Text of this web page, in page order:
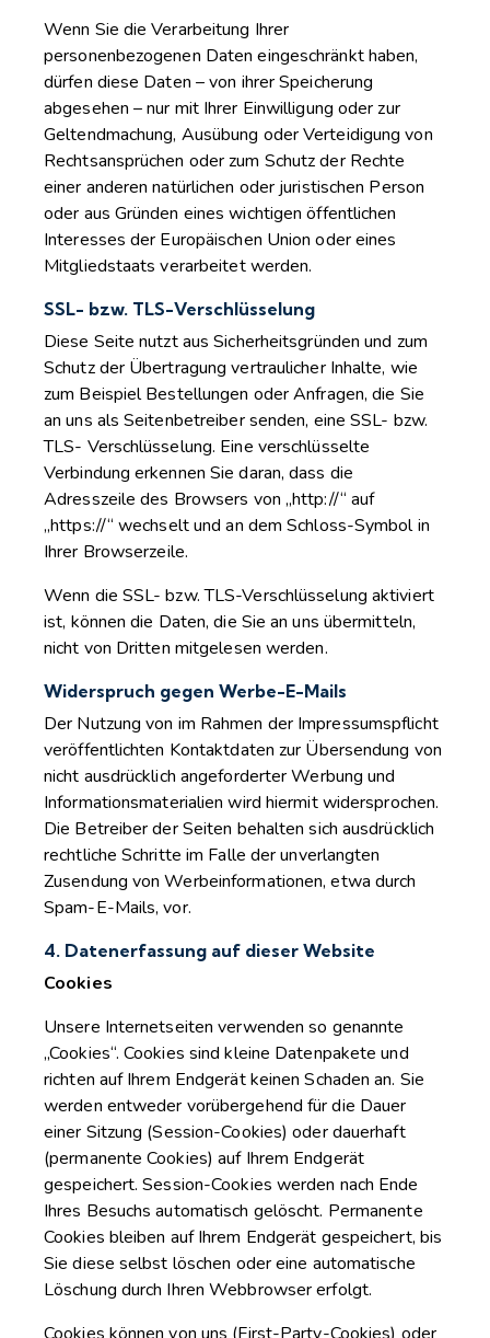
Wenn Sie die Verarbeitung Ihrer
personenbezogenen Daten eingeschränkt haben,
dürfen diese Daten – von ihrer Speicherung
abgesehen – nur mit Ihrer Einwilligung oder zur
Geltendmachung, Ausübung oder Verteidigung von
Rechtsansprüchen oder zum Schutz der Rechte
einer anderen natürlichen oder juristischen Person
oder aus Gründen eines wichtigen öffentlichen
Interesses der Europäischen Union oder eines
Mitgliedstaats verarbeitet werden.
SSL- bzw. TLS-Verschlüsselung
Diese Seite nutzt aus Sicherheitsgründen und zum
Schutz der Übertragung vertraulicher Inhalte, wie
zum Beispiel Bestellungen oder Anfragen, die Sie
an uns als Seitenbetreiber senden, eine SSL- bzw.
TLS- Verschlüsselung. Eine verschlüsselte
Verbindung erkennen Sie daran, dass die
Adresszeile des Browsers von „http://“ auf
„https://“ wechselt und an dem Schloss-Symbol in
Ihrer Browserzeile.
Wenn die SSL- bzw. TLS-Verschlüsselung aktiviert
ist, können die Daten, die Sie an uns übermitteln,
nicht von Dritten mitgelesen werden.
Widerspruch gegen Werbe-E-Mails
Der Nutzung von im Rahmen der Impressumspflicht
veröffentlichten Kontaktdaten zur Übersendung von
nicht ausdrücklich angeforderter Werbung und
Informationsmaterialien wird hiermit widersprochen.
Die Betreiber der Seiten behalten sich ausdrücklich
rechtliche Schritte im Falle der unverlangten
Zusendung von Werbeinformationen, etwa durch
Spam-E-Mails, vor.
4. Datenerfassung auf dieser Website
Cookies
Unsere Internetseiten verwenden so genannte
„Cookies“. Cookies sind kleine Datenpakete und
richten auf Ihrem Endgerät keinen Schaden an. Sie
werden entweder vorübergehend für die Dauer
einer Sitzung (Session-Cookies) oder dauerhaft
(permanente Cookies) auf Ihrem Endgerät
gespeichert. Session-Cookies werden nach Ende
Ihres Besuchs automatisch gelöscht. Permanente
Cookies bleiben auf Ihrem Endgerät gespeichert, bis
Sie diese selbst löschen oder eine automatische
Löschung durch Ihren Webbrowser erfolgt.